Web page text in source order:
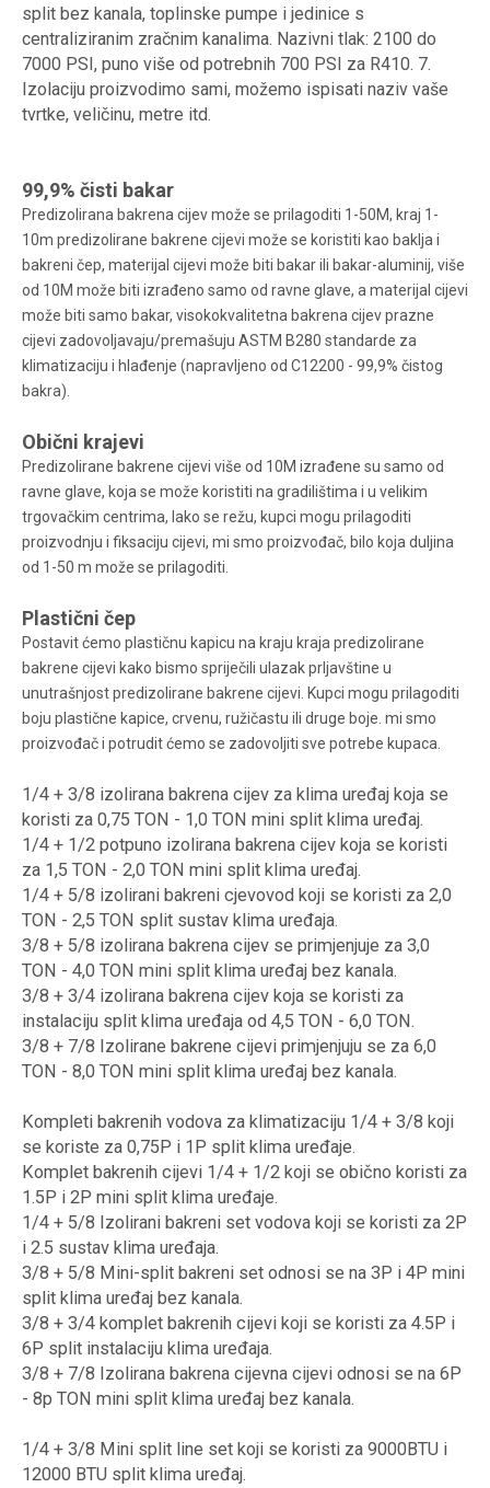
split bez kanala, toplinske pumpe i jedinice s
centraliziranim zračnim kanalima. Nazivni tlak: 2100 do
7000 PSI, puno više od potrebnih 700 PSI za R410. 7.
Izolaciju proizvodimo sami, možemo ispisati naziv vaše
tvrtke, veličinu, metre itd.
99,9% čisti bakar
Predizolirana bakrena cijev može se prilagoditi 1-50M, kraj 1-
10m predizolirane bakrene cijevi može se koristiti kao baklja i
bakreni čep, materijal cijevi može biti bakar ili bakar-aluminij, više
od 10M može biti izrađeno samo od ravne glave, a materijal cijevi
može biti samo bakar, visokokvalitetna bakrena cijev prazne
cijevi zadovoljavaju/premašuju ASTM B280 standarde za
klimatizaciju i hlađenje (napravljeno od C12200 - 99,9% čistog
bakra).
Obični krajevi
Predizolirane bakrene cijevi više od 10M izrađene su samo od
ravne glave, koja se može koristiti na gradilištima i u velikim
trgovačkim centrima, lako se režu, kupci mogu prilagoditi
proizvodnju i fiksaciju cijevi, mi smo proizvođač, bilo koja duljina
od 1-50 m može se prilagoditi.
Plastični čep
Postavit ćemo plastičnu kapicu na kraju kraja predizolirane
bakrene cijevi kako bismo spriječili ulazak prljavštine u
unutrašnjost predizolirane bakrene cijevi. Kupci mogu prilagoditi
boju plastične kapice, crvenu, ružičastu ili druge boje. mi smo
proizvođač i potrudit ćemo se zadovoljiti sve potrebe kupaca.
1/4 + 3/8 izolirana bakrena cijev za klima uređaj koja se
koristi za 0,75 TON - 1,0 TON mini split klima uređaj.
1/4 + 1/2 potpuno izolirana bakrena cijev koja se koristi
za 1,5 TON - 2,0 TON mini split klima uređaj.
1/4 + 5/8 izolirani bakreni cjevovod koji se koristi za 2,0
TON - 2,5 TON split sustav klima uređaja.
3/8 + 5/8 izolirana bakrena cijev se primjenjuje za 3,0
TON - 4,0 TON mini split klima uređaj bez kanala.
3/8 + 3/4 izolirana bakrena cijev koja se koristi za
instalaciju split klima uređaja od 4,5 TON - 6,0 TON.
3/8 + 7/8 Izolirane bakrene cijevi primjenjuju se za 6,0
TON - 8,0 TON mini split klima uređaj bez kanala.
Kompleti bakrenih vodova za klimatizaciju 1/4 + 3/8 koji
se koriste za 0,75P i 1P split klima uređaje.
Komplet bakrenih cijevi 1/4 + 1/2 koji se obično koristi za
1.5P i 2P mini split klima uređaje.
1/4 + 5/8 Izolirani bakreni set vodova koji se koristi za 2P
i 2.5 sustav klima uređaja.
3/8 + 5/8 Mini-split bakreni set odnosi se na 3P i 4P mini
split klima uređaj bez kanala.
3/8 + 3/4 komplet bakrenih cijevi koji se koristi za 4.5P i
6P split instalaciju klima uređaja.
3/8 + 7/8 Izolirana bakrena cijevna cijevi odnosi se na 6P
- 8p TON mini split klima uređaj bez kanala.
1/4 + 3/8 Mini split line set koji se koristi za 9000BTU i
12000 BTU split klima uređaj.